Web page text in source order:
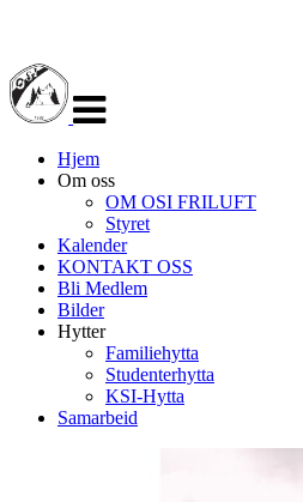
navigasjon
Hjem
Om oss
OM OSI FRILUFT
Styret
Kalender
KONTAKT OSS
Bli Medlem
Bilder
Hytter
Familiehytta
Studenterhytta
KSI-Hytta
Samarbeid